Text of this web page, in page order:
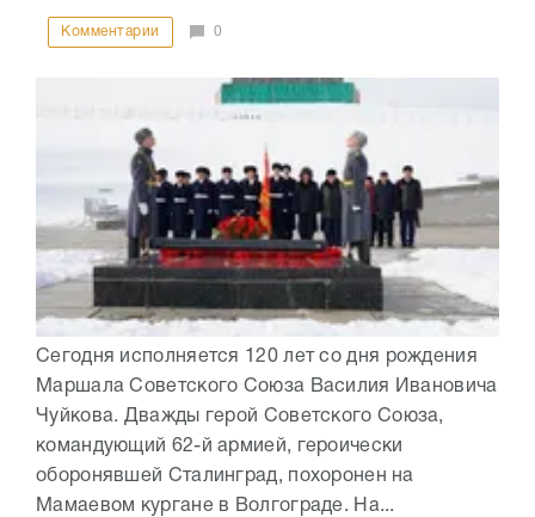
Комментарии 0
Сегодня исполняется 120 лет со дня рождения
Маршала Советского Союза Василия Ивановича
Чуйкова. Дважды герой Советского Союза,
командующий 62-й армией, героически
оборонявшей Сталинград, похоронен на
Мамаевом кургане в Волгограде. На...